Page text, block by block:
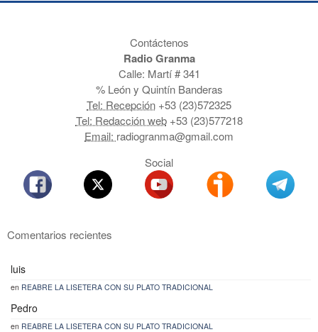
Contáctenos
Radio Granma
Calle: Martí # 341
% León y Quintín Banderas
Tel: Recepción +53 (23)572325
Tel: Redacción web+53 (23)577218
Email: radiogranma@gmail.com
Social
Comentarios recientes
luis
en REABRE LA LISETERA CON SU PLATO TRADICIONAL
Pedro
en REABRE LA LISETERA CON SU PLATO TRADICIONAL